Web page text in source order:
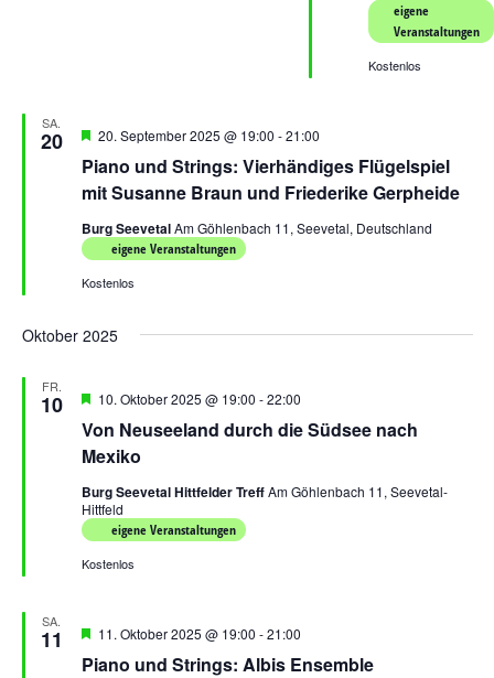
eigene
Veranstaltungen
Kostenlos
SA.
20
Piano und Strings: Vierhändiges Flügelspiel
mit Susanne Braun und Friederike Gerpheide
Hervorgehoben
20. September 2025 @ 19:00 -21:00
Burg SeevetalAm Göhlenbach 11, Seevetal, Deutschland
eigene Veranstaltungen
Kostenlos
Oktober 2025
FR.
10
Von Neuseeland durch die Südsee nach
Mexiko
Hervorgehoben
10. Oktober 2025 @ 19:00 -22:00
Burg Seevetal Hittfelder TreffAm Göhlenbach 11, Seevetal-
Hittfeld
eigene Veranstaltungen
Kostenlos
SA.
11
Piano und Strings: Albis Ensemble
Hervorgehoben
11. Oktober 2025 @ 19:00 -21:00